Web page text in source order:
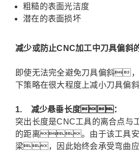
粗糙的表面光洁度
潜在的表面损坏
减少或防止CNC加工中刀具偏斜
即使无法完全避免刀具偏斜
下策略在很大程度上减小刀具
1. 减少悬垂长度：
突出长度是CNC工具的离合点与
的距离。由于该工具安
梁，因此始终会承受弯曲应